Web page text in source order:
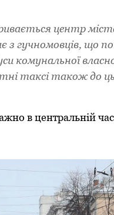
центр
з гучномовців, що
комунальної
таксі також до
в центральній